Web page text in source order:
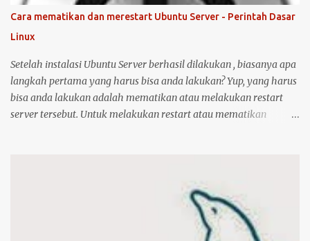
terkoneksi dengan internet, berikut langkah-langkahnya: Colokin
keduanya. Kemudian klik logo unity di pojok kiri atas, kemudian
ketik printer, untuk masuk ke menu setting pr...
Cara mematikan dan merestart Ubuntu Server - Perintah Dasar
Linux
Setelah instalasi Ubuntu Server berhasil dilakukan , biasanya apa
langkah pertama yang harus bisa anda lakukan? Yup, yang harus
bisa anda lakukan adalah mematikan atau melakukan restart
server tersebut. Untuk melakukan restart atau mematikan
menggunakan mouse untuk melakukan restart atau shutdown
melalui antarmuka yang telah disediakan. Lalu bagaimana jika
anda menggunakan Ubuntu Server? yang notabene anda tidak